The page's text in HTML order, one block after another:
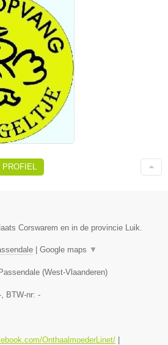
Corswarem en in de provincie Luik.
| Google maps ▼
(West-Vlaanderen)
, BTW-nr: -
OnthaalmoederLinet/ |